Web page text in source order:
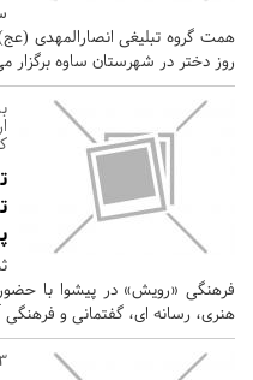
همت گروه تبلیغی انصارالمهدی
روز دختر در شهرستان ساوه برگزار
فرهنگی «رویش» در پیشوا با
هنری، رسانه ای، گفتمانی و فرهنگی آغاز و تا 8 تیرماه
13